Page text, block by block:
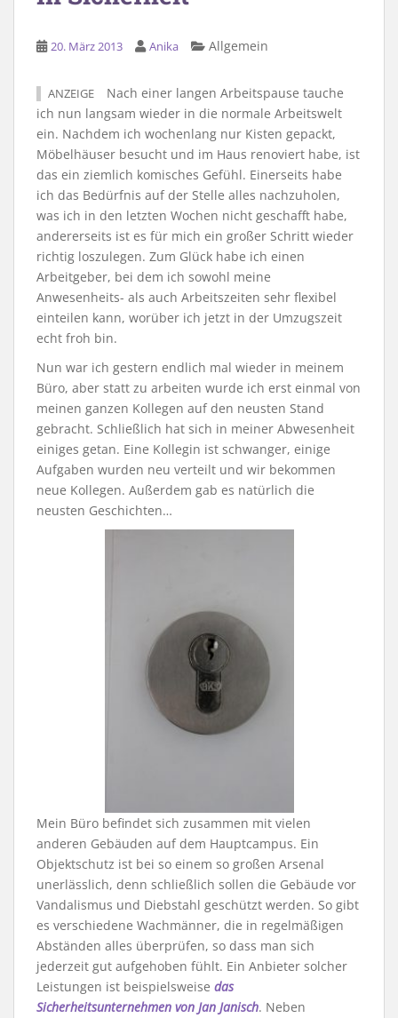
20. März 2013 Anika Allgemein
ANZEIGE
Nach einer langen Arbeitspause tauche
ich nun langsam wieder in die normale Arbeitswelt
ein. Nachdem ich wochenlang nur Kisten gepackt,
Möbelhäuser besucht und im Haus renoviert habe, ist
das ein ziemlich komisches Gefühl. Einerseits habe
ich das Bedürfnis auf der Stelle alles nachzuholen,
was ich in den letzten Wochen nicht geschafft habe,
andererseits ist es für mich ein großer Schritt wieder
richtig loszulegen. Zum Glück habe ich einen
Arbeitgeber, bei dem ich sowohl meine
Anwesenheits- als auch Arbeitszeiten sehr flexibel
einteilen kann, worüber ich jetzt in der Umzugszeit
echt froh bin.
Nun war ich gestern endlich mal wieder in meinem
Büro, aber statt zu arbeiten wurde ich erst einmal von
meinen ganzen Kollegen auf den neusten Stand
gebracht. Schließlich hat sich in meiner Abwesenheit
einiges getan. Eine Kollegin ist schwanger, einige
Aufgaben wurden neu verteilt und wir bekommen
neue Kollegen. Außerdem gab es natürlich die
neusten Geschichten…
Mein Büro befindet sich zusammen mit vielen
anderen Gebäuden auf dem Hauptcampus. Ein
Objektschutz ist bei so einem so großen Arsenal
unerlässlich, denn schließlich sollen die Gebäude vor
Vandalismus und Diebstahl geschützt werden. So gibt
es verschiedene Wachmänner, die in regelmäßigen
Abständen alles überprüfen, so dass man sich
jederzeit gut aufgehoben fühlt. Ein Anbieter solcher
Leistungen ist beispielsweise das
Sicherheitsunternehmen von Jan Janisch. Neben